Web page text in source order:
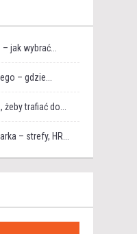
jak wybrać...
– gdzie...
żeby trafiać do...
– strefy, HR...